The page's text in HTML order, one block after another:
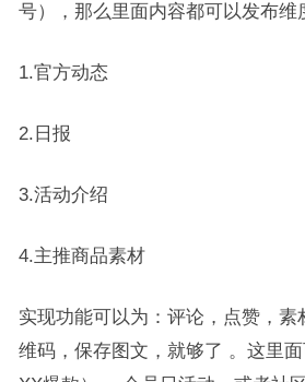
号），那么里面内容都可以发布维
1.官方动态
2.日报
3.活动介绍
4.主推商品素材
实现功能可以为：评论，点赞，素
维码，保存图文，就够了 。这里